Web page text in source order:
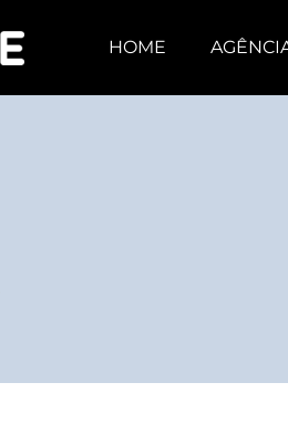
HOME